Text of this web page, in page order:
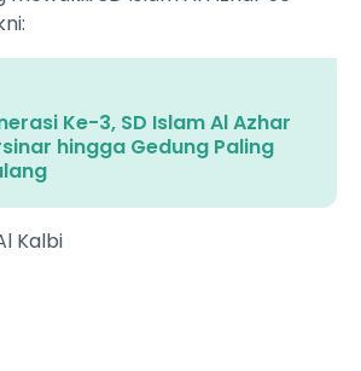
Ke-3, SD Islam Al Azhar
hingga Gedung Paling
Kalbi